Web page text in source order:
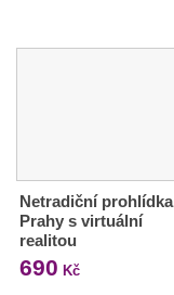
Netradiční prohlídka
Prahy s virtuální
realitou
690 Kč